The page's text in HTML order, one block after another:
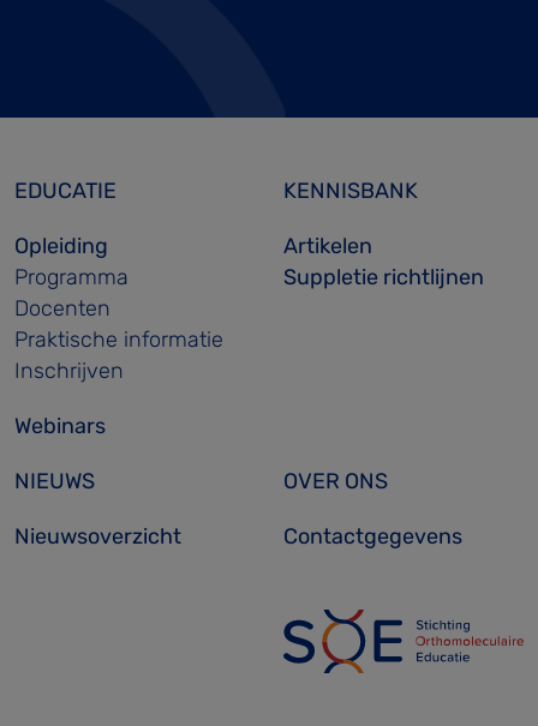
EDUCATIE
Opleiding
Programma
Docenten
Praktische informatie
Inschrijven
Webinars
KENNISBANK
Artikelen
Suppletie richtlijnen
NIEUWS
Nieuwsoverzicht
OVER ONS
Contactgegevens